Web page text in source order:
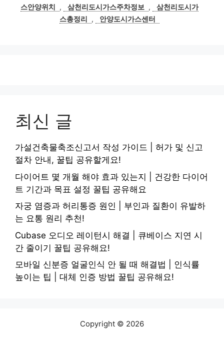
스안양위치
, 삼천리도시가스주차정보 ,
삼천리도시가
스총정리
, 안양도시가스센터
최신 글
가설건축물축조신고서 작성 가이드 | 허가 및 신고
절차 안내, 꿀팁 공유할게요!
다이어트 몇 개월 해야 효과 있는지 | 건강한 다이어
트 기간과 목표 설정 꿀팁 공유해요
자궁 염증과 허리통증 원인 | 부인과 질환이 유발하
는 요통 원리 추천!
Cubase 오디오 레이턴시 해결 | 큐베이스 지연 시
간 줄이기 꿀팁 공유해요!
모바일 신분증 얼굴인식 안 될 때 해결법 | 인식률
높이는 팁 | 대체 인증 방법 꿀팁 공유해요!
Copyright © 2026